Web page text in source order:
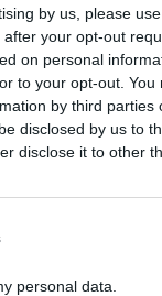
by us, please
your opt-out
on personal
to your opt-out.
by third parties
disclosed by us to
disclose it to other
personal data.